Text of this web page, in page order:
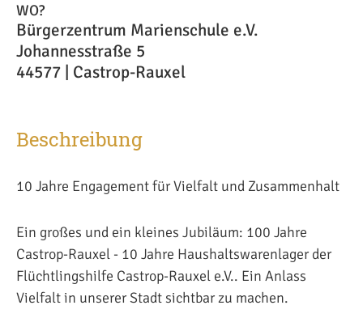
WO?
Bürgerzentrum Marienschule e.V.
Johannesstraße 5
44577 | Castrop-Rauxel
Beschreibung
10 Jahre Engagement für Vielfalt und Zusammenhalt
Ein großes und ein kleines Jubiläum: 100 Jahre
Castrop-Rauxel - 10 Jahre Haushaltswarenlager der
Flüchtlingshilfe Castrop-Rauxel e.V.. Ein Anlass
Vielfalt in unserer Stadt sichtbar zu machen.